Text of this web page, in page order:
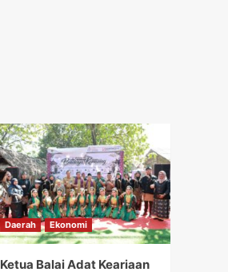
Daerah Ekonomi
Ketua Balai Adat Keariaan